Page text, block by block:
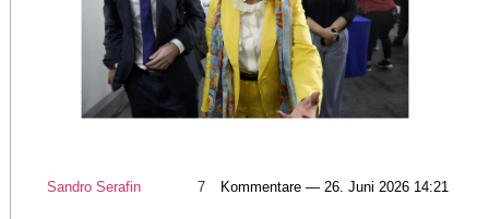
Sandro Serafin 7 Kommentare — 26. Juni 2026 14:21